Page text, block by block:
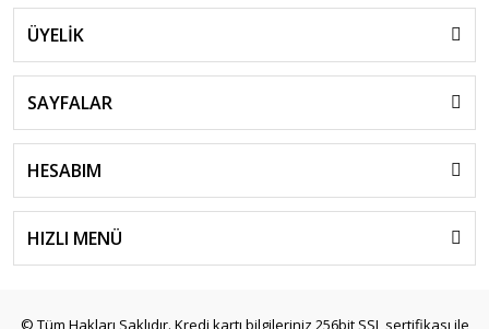
ÜYELİK
SAYFALAR
HESABIM
HIZLI MENÜ
© Tüm Hakları Saklıdır. Kredi kartı bilgileriniz 256bit SSL sertifikası ile